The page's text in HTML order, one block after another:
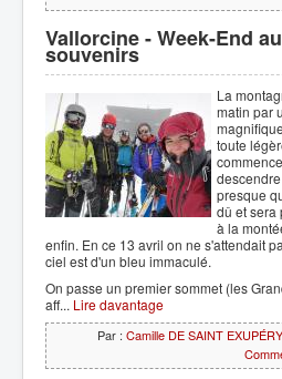
Vallorcine - Week-End
souvenirs
La
matin par
toute
presque
dû et sera
à la
enfin. En ce 13 avril on ne s'attendait
ciel est d'un bleu immaculé.
On passe un premier sommet (les
aff... Lire davantage
Par : Camille DE SAINT EXUPÉRY